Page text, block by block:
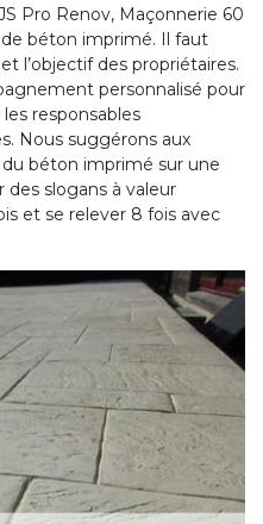
Pro Renov, Maçonnerie 60
béton imprimé. Il faut
l’objectif des propriétaires.
personnalisé pour
responsables
Nous suggérons aux
du béton imprimé sur une
slogans à valeur
et se relever 8 fois avec